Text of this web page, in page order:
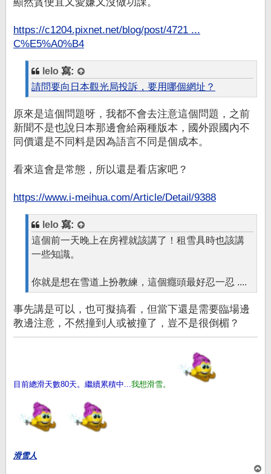
https://c1204.pixnet.net/blog/post/4721 ...
C%E5%A0%B4
lelo 寫:
請問要向日本觀光局投訴，要用哪個網址？
原來是這個問題呀，我都不會去注意這個問題，之前
新聞不是也說日本那邊會給兩種版本，國外跟國內不
同價還是不同料是因為語言不同是個成本。
看來這會是常態，所以還是看店家吧？
https://www.i-meihua.com/Article/Detail/9388
lelo 寫:
這個前一天晚上在房裡就該講了！租雪具時也該講
一些知識。
你就是想在雪道上扮教練，這個癮頭最好忍一忍 ....
事先講是可以，也可擬搞看，但當下還是需要臨場邊
教邊注意，不然撞到人或被撞了，豈不是很倒楣？
目前總滑天數80天。繼續累積中...我想滑雪。
滑雪人